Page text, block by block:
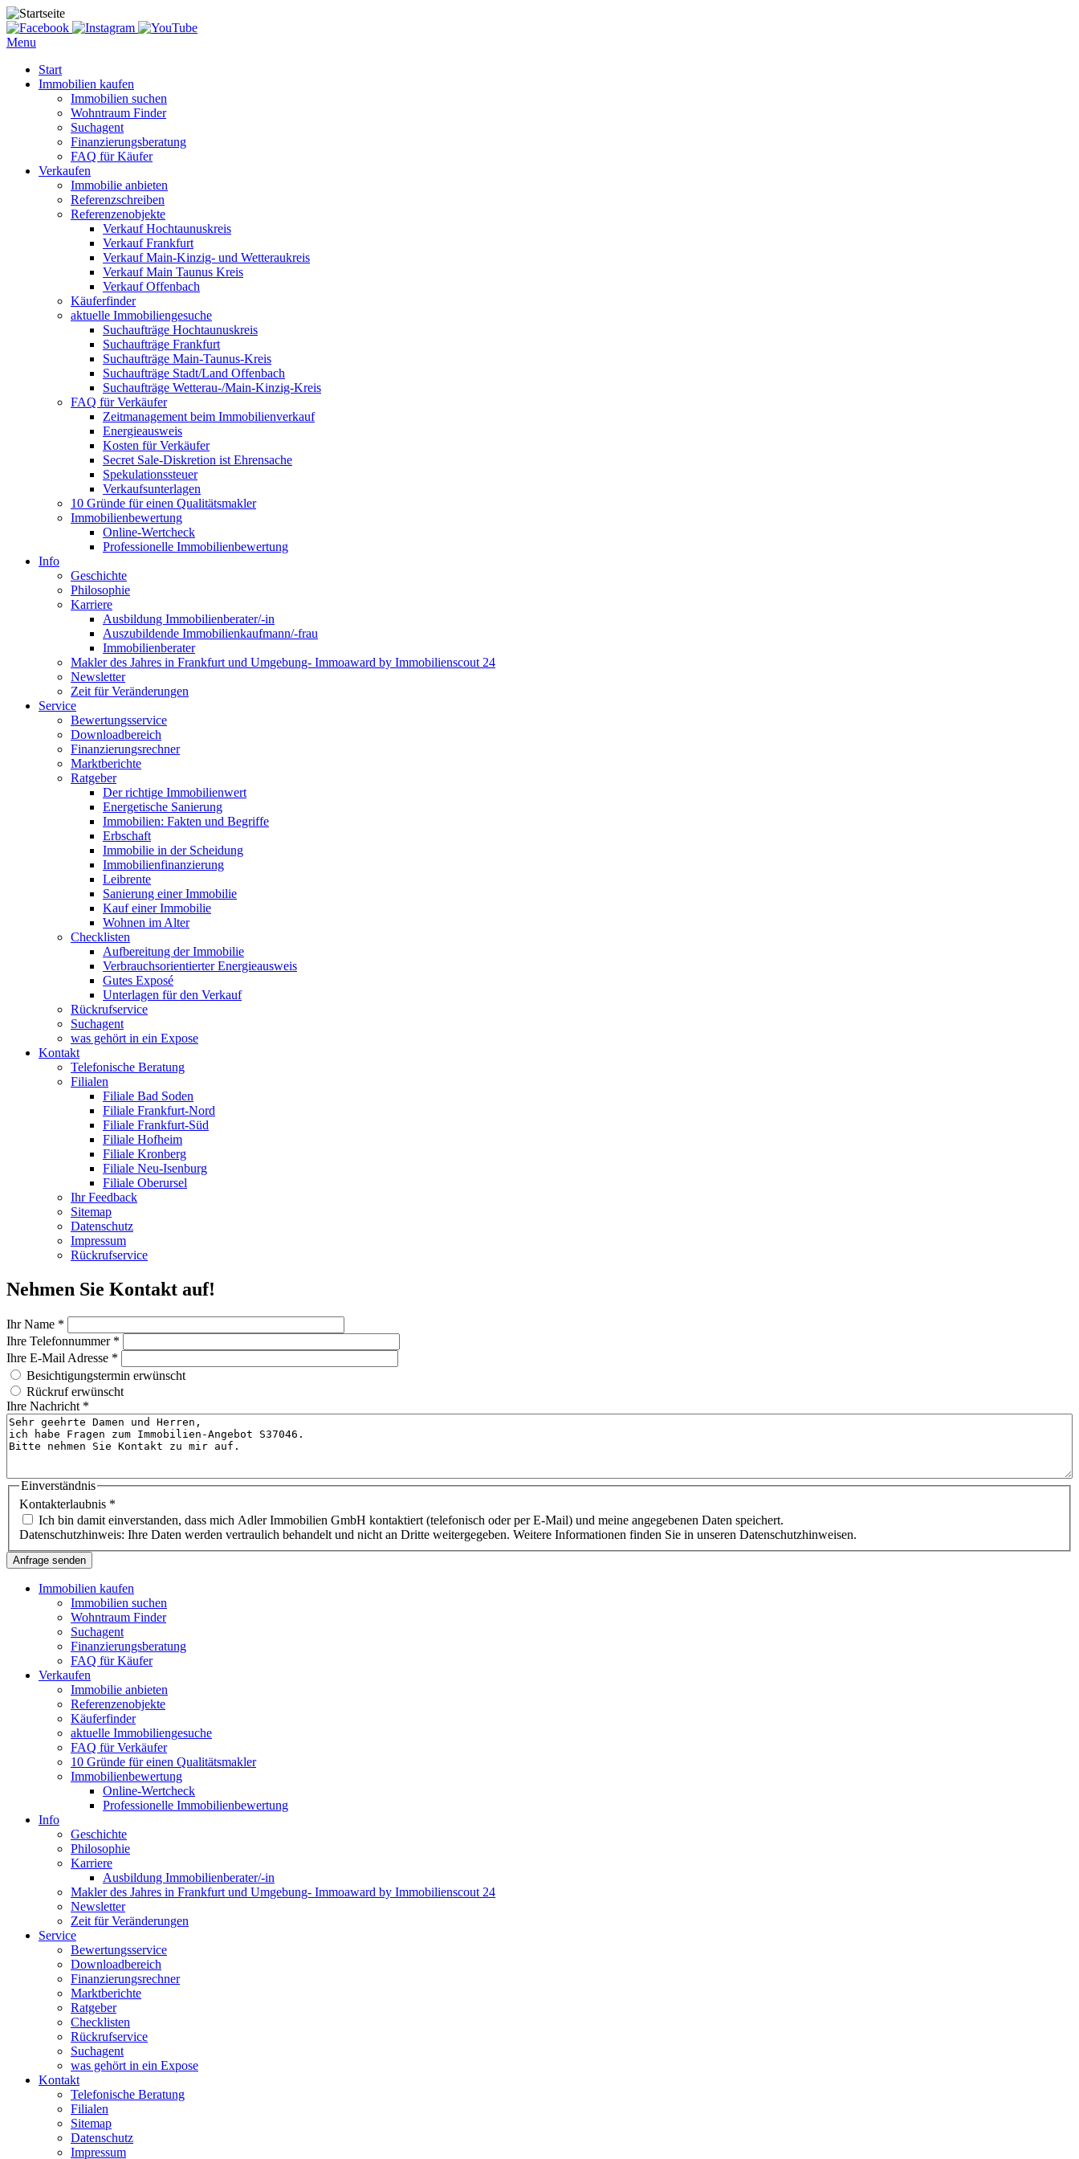
Menu
Start
Immobilien kaufen
Immobilien suchen
Wohntraum Finder
Suchagent
Finanzierungsberatung
FAQ für Käufer
Verkaufen
Immobilie anbieten
Referenzschreiben
Referenzenobjekte
Verkauf Hochtaunuskreis
Verkauf Frankfurt
Verkauf Main-Kinzig- und Wetteraukreis
Verkauf Main Taunus Kreis
Verkauf Offenbach
Käuferfinder
aktuelle Immobiliengesuche
Suchaufträge Hochtaunuskreis
Suchaufträge Frankfurt
Suchaufträge Main-Taunus-Kreis
Suchaufträge Stadt/Land Offenbach
Suchaufträge Wetterau-/Main-Kinzig-Kreis
FAQ für Verkäufer
Zeitmanagement beim Immobilienverkauf
Energieausweis
Kosten für Verkäufer
Secret Sale-Diskretion ist Ehrensache
Spekulationssteuer
Verkaufsunterlagen
10 Gründe für einen Qualitätsmakler
Immobilienbewertung
Online-Wertcheck
Professionelle Immobilienbewertung
Info
Geschichte
Philosophie
Karriere
Ausbildung Immobilienberater/-in
Auszubildende Immobilienkaufmann/-frau
Immobilienberater
Makler des Jahres in Frankfurt und Umgebung- Immoaward by Immobilienscout 24
Newsletter
Zeit für Veränderungen
Service
Bewertungsservice
Downloadbereich
Finanzierungsrechner
Marktberichte
Ratgeber
Der richtige Immobilienwert
Energetische Sanierung
Immobilien: Fakten und Begriffe
Erbschaft
Immobilie in der Scheidung
Immobilienfinanzierung
Leibrente
Sanierung einer Immobilie
Kauf einer Immobilie
Wohnen im Alter
Checklisten
Aufbereitung der Immobilie
Verbrauchsorientierter Energieausweis
Gutes Exposé
Unterlagen für den Verkauf
Rückrufservice
Suchagent
was gehört in ein Expose
Kontakt
Telefonische Beratung
Filialen
Filiale Bad Soden
Filiale Frankfurt-Nord
Filiale Frankfurt-Süd
Filiale Hofheim
Filiale Kronberg
Filiale Neu-Isenburg
Filiale Oberursel
Ihr Feedback
Sitemap
Datenschutz
Impressum
Rückrufservice
Nehmen Sie Kontakt auf!
Ihr Name *
Ihre Telefonnummer *
Ihre E-Mail Adresse *
Besichtigungstermin erwünscht?
Besichtigungstermin erwünscht
Rückruf
Rückruf erwünscht
Ihre Nachricht *
Einverständnis
Kontakterlaubnis *
Ich bin damit einverstanden, dass mich Adler Immobilien GmbH kontaktiert (telefonisch oder per E-Mail) und meine angegebenen Daten speichert.
Datenschutzhinweis: Ihre Daten werden vertraulich behandelt und nicht an Dritte weitergegeben. Weitere Informationen finden Sie in unseren Datenschutzhinweisen.
Immobilien kaufen
Immobilien suchen
Wohntraum Finder
Suchagent
Finanzierungsberatung
FAQ für Käufer
Verkaufen
Immobilie anbieten
Referenzenobjekte
Käuferfinder
aktuelle Immobiliengesuche
FAQ für Verkäufer
10 Gründe für einen Qualitätsmakler
Immobilienbewertung
Online-Wertcheck
Professionelle Immobilienbewertung
Info
Geschichte
Philosophie
Karriere
Ausbildung Immobilienberater/-in
Makler des Jahres in Frankfurt und Umgebung- Immoaward by Immobilienscout 24
Newsletter
Zeit für Veränderungen
Service
Bewertungsservice
Downloadbereich
Finanzierungsrechner
Marktberichte
Ratgeber
Checklisten
Rückrufservice
Suchagent
was gehört in ein Expose
Kontakt
Telefonische Beratung
Filialen
Sitemap
Datenschutz
Impressum